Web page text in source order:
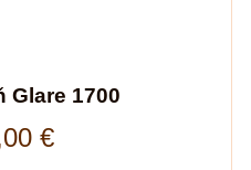
Glare 1700
€